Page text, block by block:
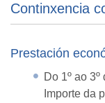
Continxencia
Prestación
Do 1º ao
Importe da